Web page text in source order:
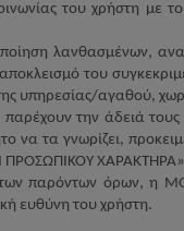
του χρήστη με
λανθασμένων,
του
υπηρεσίας/αγαθού,
παρέχουν την άδειά τους
να τα γνωρίζει,
παρόντων όρων, η
ευθύνη του χρήστη.